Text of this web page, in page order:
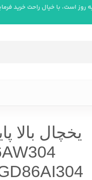
است، با خیال راحت خرید
یخچال بالا